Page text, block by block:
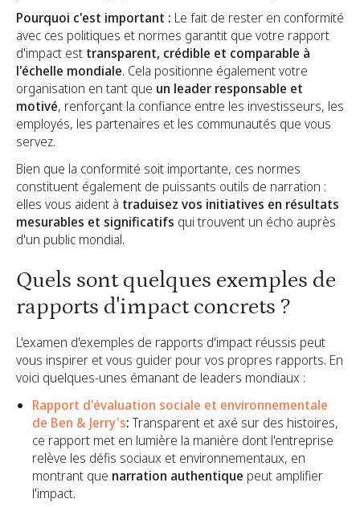
Pourquoi c'est important : Le fait de rester en conformité
avec ces politiques et normes garantit que votre rapport
d'impact est transparent, crédible et comparable à
l'échelle mondiale. Cela positionne également votre
organisation en tant que un leader responsable et
motivé, renforçant la confiance entre les investisseurs, les
employés, les partenaires et les communautés que vous
servez.
Bien que la conformité soit importante, ces normes
constituent également de puissants outils de narration :
elles vous aident à traduisez vos initiatives en résultats
mesurables et significatifs qui trouvent un écho auprès
d'un public mondial.
Quels sont quelques exemples de
rapports d'impact concrets ?
L'examen d'exemples de rapports d'impact réussis peut
vous inspirer et vous guider pour vos propres rapports. En
voici quelques-unes émanant de leaders mondiaux :
Rapport d'évaluation sociale et environnementale
de Ben & Jerry's:Transparent et axé sur des histoires,
ce rapport met en lumière la manière dont l'entreprise
relève les défis sociaux et environnementaux, en
montrant que narration authentique peut amplifier
l'impact.